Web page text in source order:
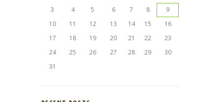
3
4 5 6 7 8
9
10
11 12 13 14 15
16
17
18 19 20 21 22
23
24
25 26 27 28 29
30
31